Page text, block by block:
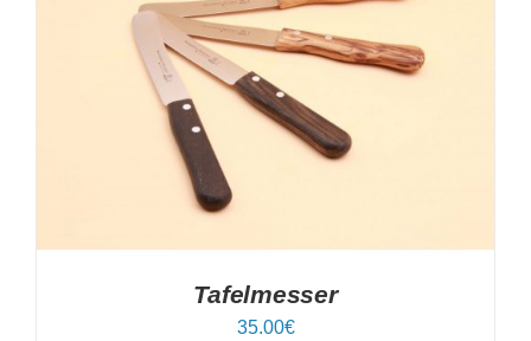
IN DEN WARENKORB
Tafelmesser
35.00€